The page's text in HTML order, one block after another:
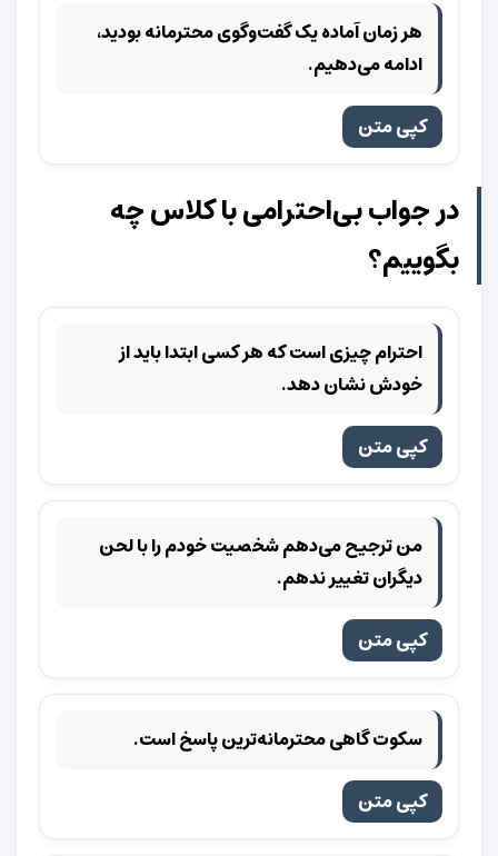
هر زمان آماده یک گفت‌وگوی محترمانه بودید،
ادامه می‌دهیم.
کپی متن
در جواب بی‌احترامی با کلاس چه
بگوییم؟
احترام چیزی است که هر کسی ابتدا باید از
خودش نشان دهد.
کپی متن
من ترجیح می‌دهم شخصیت خودم را با لحن
دیگران تغییر ندهم.
کپی متن
سکوت گاهی محترمانه‌ترین پاسخ است.
کپی متن